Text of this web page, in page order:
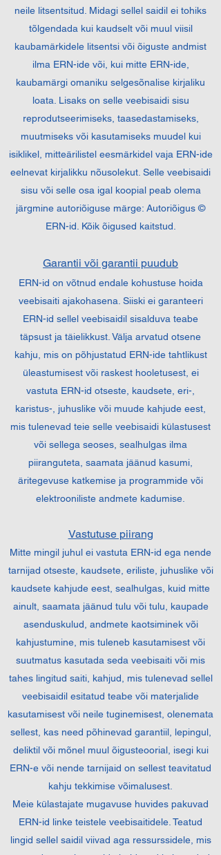
neile litsentsitud. Midagi sellel saidil ei tohiks
tõlgendada kui kaudselt või muul viisil
kaubamärkidele litsentsi või õiguste andmist
ilma ERN-ide või, kui mitte ERN-ide,
kaubamärgi omaniku selgesõnalise kirjaliku
loata. Lisaks on selle veebisaidi sisu
reprodutseerimiseks, taasedastamiseks,
muutmiseks või kasutamiseks muudel kui
isiklikel, mitteärilistel eesmärkidel vaja ERN-ide
eelnevat kirjalikku nõusolekut. Selle veebisaidi
sisu või selle osa igal koopial peab olema
järgmine autoriõiguse märge: Autoriõigus ©
ERN-id. Kõik õigused kaitstud.
Garantii või garantii puudub
ERN-id on võtnud endale kohustuse hoida
veebisaiti ajakohasena. Siiski ei garanteeri
ERN-id sellel veebisaidil sisalduva teabe
täpsust ja täielikkust. Välja arvatud otsene
kahju, mis on põhjustatud ERN-ide tahtlikust
üleastumisest või raskest hooletusest, ei
vastuta ERN-id otseste, kaudsete, eri-,
karistus-, juhuslike või muude kahjude eest,
mis tulenevad teie selle veebisaidi külastusest
või sellega seoses, sealhulgas ilma
piiranguteta, saamata jäänud kasumi,
äritegevuse katkemise ja programmide või
elektrooniliste andmete kadumise.
Vastutuse piirang
Mitte mingil juhul ei vastuta ERN-id ega nende
tarnijad otseste, kaudsete, eriliste, juhuslike või
kaudsete kahjude eest, sealhulgas, kuid mitte
ainult, saamata jäänud tulu või tulu, kaupade
asenduskulud, andmete kaotsiminek või
kahjustumine, mis tuleneb kasutamisest või
suutmatus kasutada seda veebisaiti või mis
tahes lingitud saiti, kahjud, mis tulenevad sellel
veebisaidil esitatud teabe või materjalide
kasutamisest või neile tuginemisest, olenemata
sellest, kas need põhinevad garantiil, lepingul,
deliktil või mõnel muul õigusteoorial, isegi kui
ERN-e või nende tarnijaid on sellest teavitatud
kahju tekkimise võimalusest.
Meie külastajate mugavuse huvides pakuvad
ERN-id linke teistele veebisaitidele. Teatud
lingid sellel saidil viivad aga ressurssidele, mis